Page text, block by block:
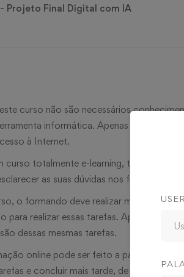
Projeto Final Digital com IA
curso não são necessários
informática. Apenas são
à Internet.
curso totalmente e-learning, terá sempre
as suas dúvidas nos fórum de
o formando deve realizar múltiplas
para realizar essas tarefas. Apenas é
dessas mesmas tarefas.
online pode ser feito a partir de
e concluir mais tarde, de acordo com